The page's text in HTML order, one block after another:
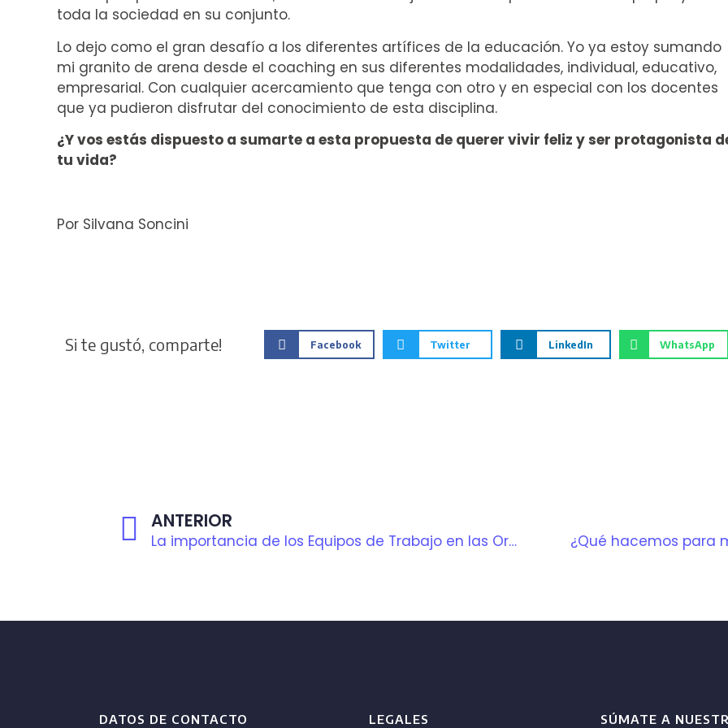
toda la sociedad en su conjunto.
Lo dejo como el gran desafío a los diferentes artífices de la educación. Yo ya estoy sumando
mi granito de arena desde el coaching en sus diferentes modalidades, individual, educativo,
empresarial. Con cualquier acercamiento que tenga con otro y en especial con los docentes
que ya pudieron disfrutar del conocimiento de esta disciplina.
¿Y vos estás dispuesto a sumarte a esta propuesta de querer vivir feliz y ser protagonista
tu vida?
Por Silvana Soncini
Si te gustó, comparte! Facebook Twitter LinkedIn WhatsApp
ANTERIOR
La importancia de los Equipos de Trabajo en las Organizaciones
DATOS DE CONTACTO LEGALES SÚMATE A